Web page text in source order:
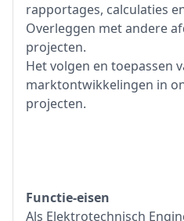
rapportages, calculaties
Overleggen met andere
projecten.
Het volgen en toepassen
marktontwikkelingen in
projecten.
Functie-eisen
Als Elektrotechnisch